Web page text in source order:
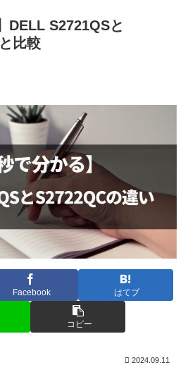
DELL S2721QSと
比較
Facebook はてブ
コピー
2024.09.11